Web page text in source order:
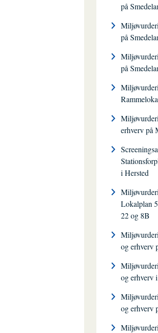
på
på
på
erhverv på
i Hersted
Lokalplan
22 og 8B
og erhverv
og erhverv
og erhverv